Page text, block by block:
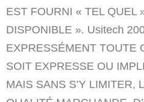
EST FOURNI « TEL QUEL
DISPONIBLE ». Usitech
EXPRESSÉMENT TOUTE
SOIT EXPRESSE OU
MAIS SANS S’Y LIMITER,